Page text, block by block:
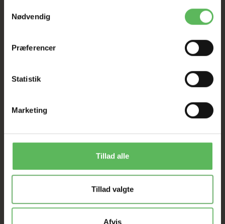
Nødvendig
Præferencer
Statistik
Marketing
Tillad alle
Tillad valgte
Afvis
-50%